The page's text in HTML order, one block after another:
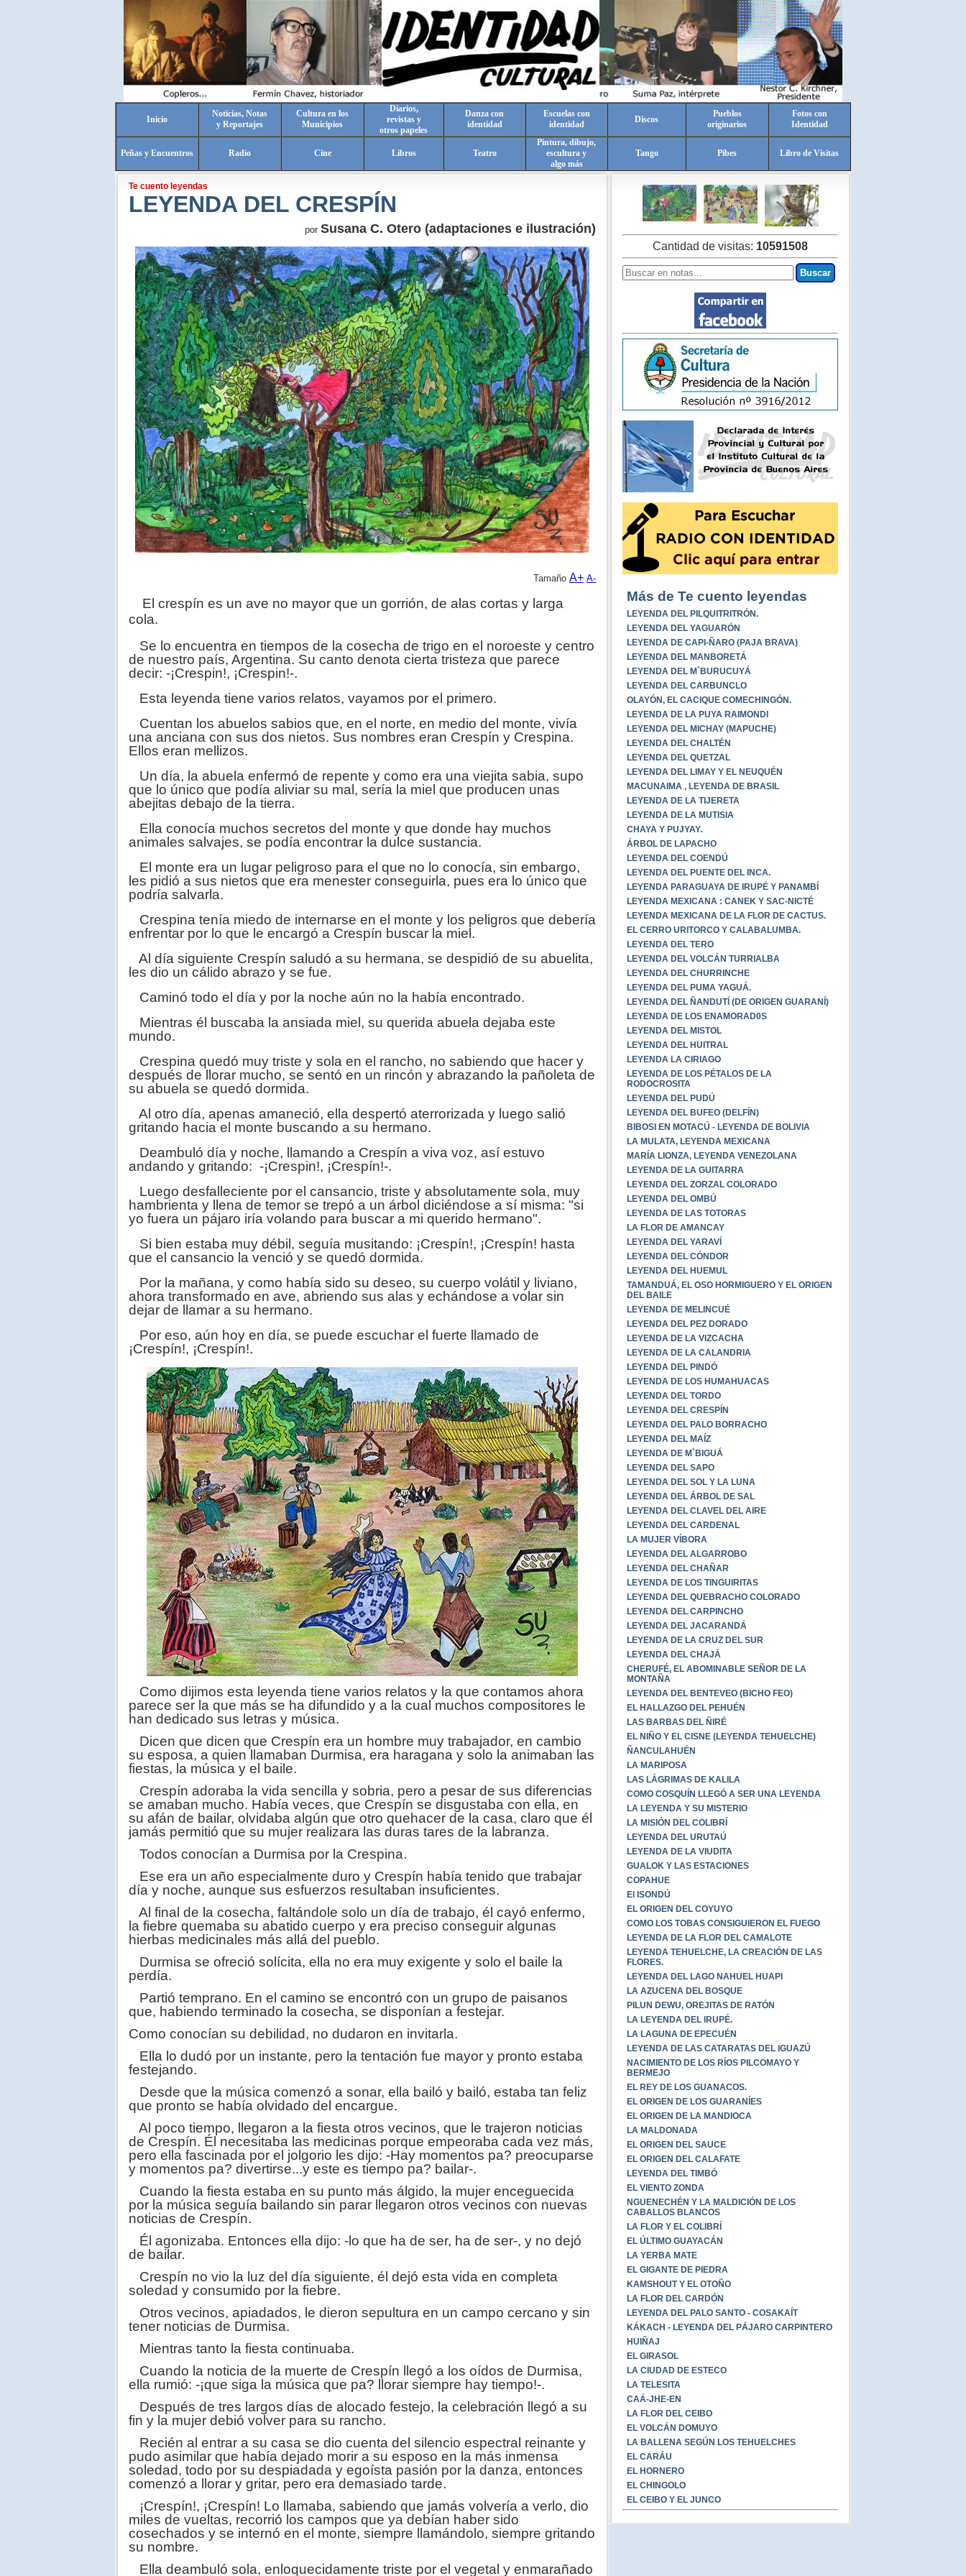
Inicio
Noticias, Notas
y Reportajes
Cultura en los
Municipios
Diarios,
revistas y
otros papeles
Danza con
identidad
Escuelas con
identidad
Discos
Pueblos
originarios
Fotos con
Identidad
Peñas y Encuentros Radio Cine Libros Teatro
Pintura, dibujo,
escultura y
algo más
Tango Pibes Libro de Visitas
Te cuento leyendas
LEYENDA DEL CRESPÍN
por Susana C. Otero (adaptaciones e ilustración)
Tamaño A+ A-
El crespín es un ave no mayor que un gorrión, de alas cortas y larga
cola.
Se lo encuentra en tiempos de la cosecha de trigo en el noroeste y centro
de nuestro país, Argentina. Su canto denota cierta tristeza que parece
decir: -¡Crespin!, ¡Crespin!-.
Esta leyenda tiene varios relatos, vayamos por el primero.
Cuentan los abuelos sabios que, en el norte, en medio del monte, vivía
una anciana con sus dos nietos. Sus nombres eran Crespín y Crespina.
Ellos eran mellizos.
Un día, la abuela enfermó de repente y como era una viejita sabia, supo
que lo único que podía aliviar su mal, sería la miel que producen unas
abejitas debajo de la tierra.
Ella conocía muchos secretos del monte y que donde hay muchos
animales salvajes, se podía encontrar la dulce sustancia.
El monte era un lugar peligroso para el que no lo conocía, sin embargo,
les pidió a sus nietos que era menester conseguirla, pues era lo único que
podría salvarla.
Crespina tenía miedo de internarse en el monte y los peligros que debería
enfrentar por lo que le encargó a Crespín buscar la miel.
Al día siguiente Crespín saludó a su hermana, se despidió de su abuelita,
les dio un cálido abrazo y se fue.
Caminó todo el día y por la noche aún no la había encontrado.
Mientras él buscaba la ansiada miel, su querida abuela dejaba este
mundo.
Crespina quedó muy triste y sola en el rancho, no sabiendo que hacer y
después de llorar mucho, se sentó en un rincón y abrazando la pañoleta de
su abuela se quedó dormida.
Al otro día, apenas amaneció, ella despertó aterrorizada y luego salió
gritando hacia el monte buscando a su hermano.
Deambuló día y noche, llamando a Crespín a viva voz, así estuvo
andando y gritando: -¡Crespin!, ¡Crespín!-.
Luego desfalleciente por el cansancio, triste y absolutamente sola, muy
hambrienta y llena de temor se trepó a un árbol diciéndose a sí misma: "si
yo fuera un pájaro iría volando para buscar a mi querido hermano".
Si bien estaba muy débil, seguía musitando: ¡Crespín!, ¡Crespín! hasta
que el cansancio la venció y se quedó dormida.
Por la mañana, y como había sido su deseo, su cuerpo volátil y liviano,
ahora transformado en ave, abriendo sus alas y echándose a volar sin
dejar de llamar a su hermano.
Por eso, aún hoy en día, se puede escuchar el fuerte llamado de
¡Crespín!, ¡Crespín!.
Como dijimos esta leyenda tiene varios relatos y la que contamos ahora
parece ser la que más se ha difundido y a la cual muchos compositores le
han dedicado sus letras y música.
Dicen que dicen que Crespín era un hombre muy trabajador, en cambio
su esposa, a quien llamaban Durmisa, era haragana y solo la animaban las
fiestas, la música y el baile.
Crespín adoraba la vida sencilla y sobria, pero a pesar de sus diferencias
se amaban mucho. Había veces, que Crespín se disgustaba con ella, en
su afán de bailar, olvidaba algún que otro quehacer de la casa, claro que él
jamás permitió que su mujer realizara las duras tares de la labranza.
Todos conocían a Durmisa por la Crespina.
Ese era un año especialmente duro y Crespín había tenido que trabajar
día y noche, aunque sus esfuerzos resultaban insuficientes.
Al final de la cosecha, faltándole solo un día de trabajo, él cayó enfermo,
la fiebre quemaba su abatido cuerpo y era preciso conseguir algunas
hierbas medicinales más allá del pueblo.
Durmisa se ofreció solícita, ella no era muy exigente y solo el baile la
perdía.
Partió temprano. En el camino se encontró con un grupo de paisanos
que, habiendo terminado la cosecha, se disponían a festejar.
Como conocían su debilidad, no dudaron en invitarla.
Ella lo dudó por un instante, pero la tentación fue mayor y pronto estaba
festejando.
Desde que la música comenzó a sonar, ella bailó y bailó, estaba tan feliz
que pronto se había olvidado del encargue.
Al poco tiempo, llegaron a la fiesta otros vecinos, que le trajeron noticias
de Crespín. Él necesitaba las medicinas porque empeoraba cada vez más,
pero ella fascinada por el jolgorio les dijo: -Hay momentos pa? preocuparse
y momentos pa? divertirse...y este es tiempo pa? bailar-.
Cuando la fiesta estaba en su punto más álgido, la mujer enceguecida
por la música seguía bailando sin parar llegaron otros vecinos con nuevas
noticias de Crespín.
Él agonizaba. Entonces ella dijo: -lo que ha de ser, ha de ser-, y no dejó
de bailar.
Crespín no vio la luz del día siguiente, él dejó esta vida en completa
soledad y consumido por la fiebre.
Otros vecinos, apiadados, le dieron sepultura en un campo cercano y sin
tener noticias de Durmisa.
Mientras tanto la fiesta continuaba.
Cuando la noticia de la muerte de Crespín llegó a los oídos de Durmisa,
ella rumió: -¡que siga la música que pa? llorar siempre hay tiempo!-.
Después de tres largos días de alocado festejo, la celebración llegó a su
fin y la mujer debió volver para su rancho.
Recién al entrar a su casa se dio cuenta del silencio espectral reinante y
pudo asimilar que había dejado morir a su esposo en la más inmensa
soledad, todo por su despiadada y egoísta pasión por la danza, entonces
comenzó a llorar y gritar, pero era demasiado tarde.
¡Crespín!, ¡Crespín! Lo llamaba, sabiendo que jamás volvería a verlo, dio
miles de vueltas, recorrió los campos que ya debían haber sido
cosechados y se internó en el monte, siempre llamándolo, siempre gritando
su nombre.
Ella deambuló sola, enloquecidamente triste por el vegetal y enmarañado
Cantidad de visitas: 10591508
Más de Te cuento leyendas
LEYENDA DEL PILQUITRITRÓN.
LEYENDA DEL YAGUARÓN
LEYENDA DE CAPI-ÑARO (PAJA BRAVA)
LEYENDA DEL MANBORETÁ
LEYENDA DEL M`BURUCUYÁ
LEYENDA DEL CARBUNCLO
OLAYÓN, EL CACIQUE COMECHINGÓN.
LEYENDA DE LA PUYA RAIMONDI
LEYENDA DEL MICHAY (MAPUCHE)
LEYENDA DEL CHALTÉN
LEYENDA DEL QUETZAL
LEYENDA DEL LIMAY Y EL NEUQUÉN
MACUNAIMA , LEYENDA DE BRASIL
LEYENDA DE LA TIJERETA
LEYENDA DE LA MUTISIA
CHAYA Y PUJYAY.
ÁRBOL DE LAPACHO
LEYENDA DEL COENDÚ
LEYENDA DEL PUENTE DEL INCA.
LEYENDA PARAGUAYA DE IRUPÉ Y PANAMBÍ
LEYENDA MEXICANA : CANEK Y SAC-NICTÉ
LEYENDA MEXICANA DE LA FLOR DE CACTUS.
EL CERRO URITORCO Y CALABALUMBA.
LEYENDA DEL TERO
LEYENDA DEL VOLCÁN TURRIALBA
LEYENDA DEL CHURRINCHE
LEYENDA DEL PUMA YAGUÁ.
LEYENDA DEL ÑANDUTÍ (DE ORIGEN GUARANÍ)
LEYENDA DE LOS ENAMORAD0S
LEYENDA DEL MISTOL
LEYENDA DEL HUITRAL
LEYENDA LA CIRIAGO
LEYENDA DE LOS PÉTALOS DE LA
RODOCROSITA
LEYENDA DEL PUDÚ
LEYENDA DEL BUFEO (DELFÍN)
BIBOSI EN MOTACÚ - LEYENDA DE BOLIVIA
LA MULATA, LEYENDA MEXICANA
MARÍA LIONZA, LEYENDA VENEZOLANA
LEYENDA DE LA GUITARRA
LEYENDA DEL ZORZAL COLORADO
LEYENDA DEL OMBÚ
LEYENDA DE LAS TOTORAS
LA FLOR DE AMANCAY
LEYENDA DEL YARAVÍ
LEYENDA DEL CÓNDOR
LEYENDA DEL HUEMUL
TAMANDUÁ, EL OSO HORMIGUERO Y EL ORIGEN
DEL BAILE
LEYENDA DE MELINCUÉ
LEYENDA DEL PEZ DORADO
LEYENDA DE LA VIZCACHA
LEYENDA DE LA CALANDRIA
LEYENDA DEL PINDÓ
LEYENDA DE LOS HUMAHUACAS
LEYENDA DEL TORDO
LEYENDA DEL CRESPÍN
LEYENDA DEL PALO BORRACHO
LEYENDA DEL MAÍZ
LEYENDA DE M`BIGUÁ
LEYENDA DEL SAPO
LEYENDA DEL SOL Y LA LUNA
LEYENDA DEL ÁRBOL DE SAL
LEYENDA DEL CLAVEL DEL AIRE
LEYENDA DEL CARDENAL
LA MUJER VÍBORA
LEYENDA DEL ALGARROBO
LEYENDA DEL CHAÑAR
LEYENDA DE LOS TINGUIRITAS
LEYENDA DEL QUEBRACHO COLORADO
LEYENDA DEL CARPINCHO
LEYENDA DEL JACARANDÁ
LEYENDA DE LA CRUZ DEL SUR
LEYENDA DEL CHAJÁ
CHERUFÉ, EL ABOMINABLE SEÑOR DE LA
MONTAÑA
LEYENDA DEL BENTEVEO (BICHO FEO)
EL HALLAZGO DEL PEHUÉN
LAS BARBAS DEL ÑIRÉ
EL NIÑO Y EL CISNE (LEYENDA TEHUELCHE)
ÑANCULAHUÉN
LA MARIPOSA
LAS LÁGRIMAS DE KALILA
COMO COSQUÍN LLEGÓ A SER UNA LEYENDA
LA LEYENDA Y SU MISTERIO
LA MISIÓN DEL COLIBRÍ
LEYENDA DEL URUTAÚ
LEYENDA DE LA VIUDITA
GUALOK Y LAS ESTACIONES
COPAHUE
El ISONDÚ
EL ORIGEN DEL COYUYO
COMO LOS TOBAS CONSIGUIERON EL FUEGO
LEYENDA DE LA FLOR DEL CAMALOTE
LEYENDA TEHUELCHE, LA CREACIÓN DE LAS
FLORES.
LEYENDA DEL LAGO NAHUEL HUAPI
LA AZUCENA DEL BOSQUE
PILUN DEWU, OREJITAS DE RATÓN
LA LEYENDA DEL IRUPÉ.
LA LAGUNA DE EPECUÉN
LEYENDA DE LAS CATARATAS DEL IGUAZÚ
NACIMIENTO DE LOS RÍOS PILCOMAYO Y
BERMEJO
EL REY DE LOS GUANACOS.
EL ORIGEN DE LOS GUARANÍES
EL ORIGEN DE LA MANDIOCA
LA MALDONADA
EL ORIGEN DEL SAUCE
EL ORIGEN DEL CALAFATE
LEYENDA DEL TIMBÓ
EL VIENTO ZONDA
NGUENECHÉN Y LA MALDICIÓN DE LOS
CABALLOS BLANCOS
LA FLOR Y EL COLIBRÍ
EL ÚLTIMO GUAYACÁN
LA YERBA MATE
EL GIGANTE DE PIEDRA
KAMSHOUT Y EL OTOÑO
LA FLOR DEL CARDÓN
LEYENDA DEL PALO SANTO - COSAKAÍT
KÁKACH - LEYENDA DEL PÁJARO CARPINTERO
HUIÑAJ
EL GIRASOL
LA CIUDAD DE ESTECO
LA TELESITA
CAÁ-JHE-EN
LA FLOR DEL CEIBO
EL VOLCÁN DOMUYO
LA BALLENA SEGÚN LOS TEHUELCHES
EL CARÁU
EL HORNERO
EL CHINGOLO
EL CEIBO Y EL JUNCO